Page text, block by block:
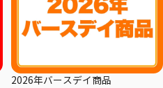
2026年バースデイ商品